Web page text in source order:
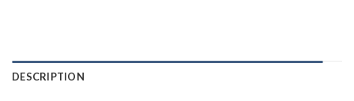
DESCRIPTION